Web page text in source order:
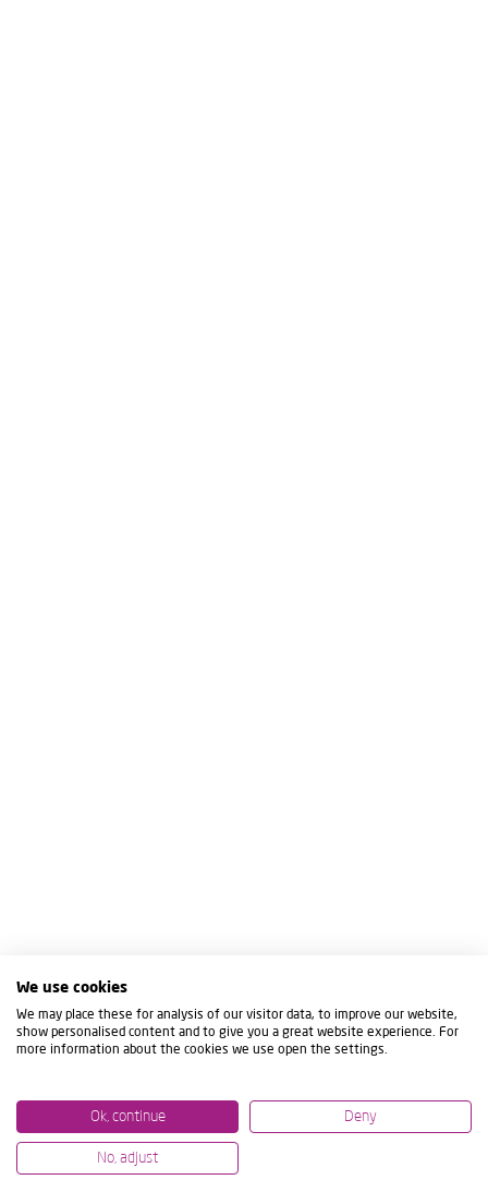
We use cookies
We may place these for analysis of our visitor data, to improve our website,
show personalised content and to give you a great website experience. For
more information about the cookies we use open the settings.
Ok, continue Deny
No, adjust